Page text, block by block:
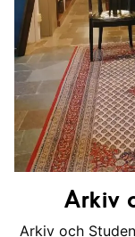
Arkiv
Arkiv och